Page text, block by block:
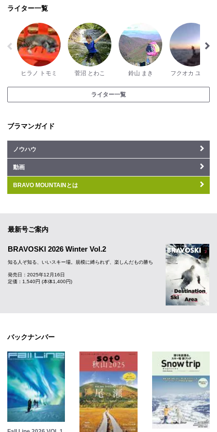
ライター一覧
ヒラノ トモミ 菅沼 とわこ 鈴山 まき フクオカ ユウタ
ライター一覧
ブラマンガイド
ノウハウ
動画
BRAVO MOUNTAINとは
最新号ご案内
BRAVOSKI 2026 Winter Vol.2
知る人ぞ知る、いいスキー場。規模に縛られず、楽しんだもの勝ち
発売日：2025年12月16日
定価：1,540円 (本体1,400円)
バックナンバー